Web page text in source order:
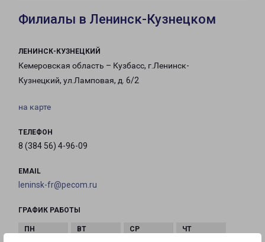
Филиалы в Ленинск-Кузнецком
ЛЕНИНСК-КУЗНЕЦКИЙ
Кемеровская область – Кузбасс, г.Ленинск-
Кузнецкий, ул.Ламповая, д. 6/2
на карте
ТЕЛЕФОН
8 (384 56) 4-96-09
EMAIL
leninsk-fr@pecom.ru
ГРАФИК РАБОТЫ